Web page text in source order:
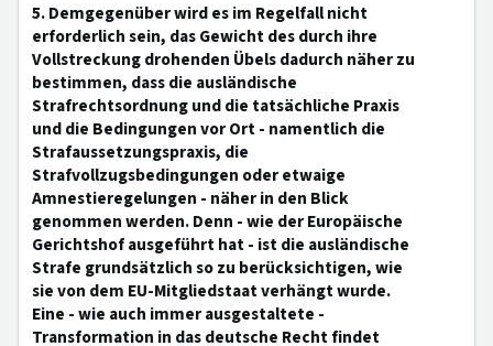
5. Demgegenüber wird es im Regelfall nicht
erforderlich sein, das Gewicht des durch ihre
Vollstreckung drohenden Übels dadurch näher zu
bestimmen, dass die ausländische
Strafrechtsordnung und die tatsächliche Praxis
und die Bedingungen vor Ort - namentlich die
Strafaussetzungspraxis, die
Strafvollzugsbedingungen oder etwaige
Amnestieregelungen - näher in den Blick
genommen werden. Denn - wie der Europäische
Gerichtshof ausgeführt hat - ist die ausländische
Strafe grundsätzlich so zu berücksichtigen, wie
sie von dem EU-Mitgliedstaat verhängt wurde.
Eine - wie auch immer ausgestaltete -
Transformation in das deutsche Recht findet